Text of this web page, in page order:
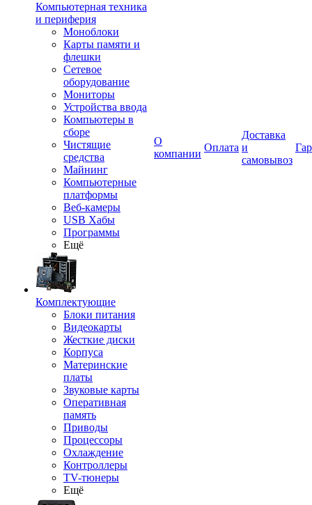
Компьютерная техника
и периферия
Моноблоки
Карты памяти и
флешки
Сетевое
оборудование
Мониторы
Устройства ввода
Компьютеры в
сборе
Чистящие
средства
Майнинг
Компьютерные
платформы
Веб-камеры
USB Хабы
Программы
Ещё
Комплектующие
Блоки питания
Видеокарты
Жесткие диски
Корпуса
Материнские
платы
Звуковые карты
Оперативная
память
Приводы
Процессоры
Охлаждение
Контроллеры
TV-тюнеры
Ещё
О
компании
Оплата
Доставка
и
самовывоз